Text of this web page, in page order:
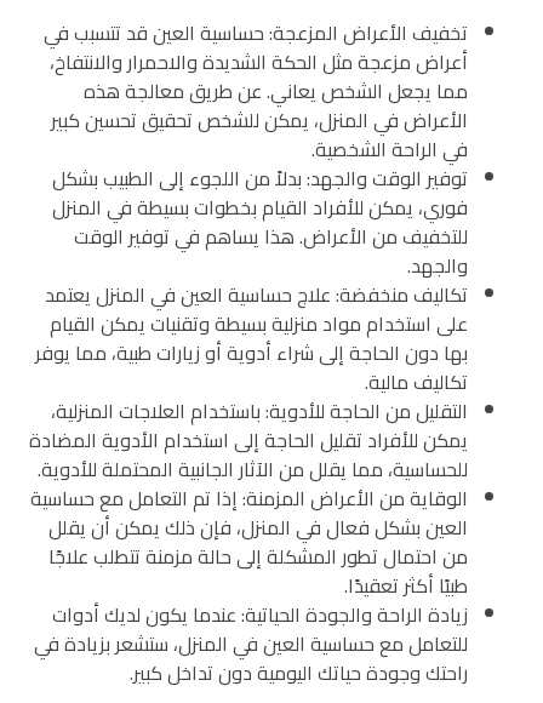
تخفيف الأعراض المزعجة: حساسية العين قد تتسبب في
أعراض مزعجة مثل الحكة الشديدة والاحمرار والانتفاخ،
مما يجعل الشخص يعاني. عن طريق معالجة هذه
الأعراض في المنزل، يمكن للشخص تحقيق تحسين كبير
في الراحة الشخصية.
توفير الوقت والجهد: بدلاً من اللجوء إلى الطبيب بشكل
فوري، يمكن للأفراد القيام بخطوات بسيطة في المنزل
للتخفيف من الأعراض. هذا يساهم في توفير الوقت
والجهد.
تكاليف منخفضة: علاج حساسية العين في المنزل يعتمد
على استخدام مواد منزلية بسيطة وتقنيات يمكن القيام
بها دون الحاجة إلى شراء أدوية أو زيارات طبية، مما يوفر
تكاليف مالية.
التقليل من الحاجة للأدوية: باستخدام العلاجات المنزلية،
يمكن للأفراد تقليل الحاجة إلى استخدام الأدوية المضادة
للحساسية، مما يقلل من الآثار الجانبية المحتملة للأدوية.
الوقاية من الأعراض المزمنة: إذا تم التعامل مع حساسية
العين بشكل فعال في المنزل، فإن ذلك يمكن أن يقلل
من احتمال تطور المشكلة إلى حالة مزمنة تتطلب علاجًا
طبيًا أكثر تعقيدًا.
زيادة الراحة والجودة الحياتية: عندما يكون لديك أدوات
للتعامل مع حساسية العين في المنزل، ستشعر بزيادة في
راحتك وجودة حياتك اليومية دون تداخل كبير.